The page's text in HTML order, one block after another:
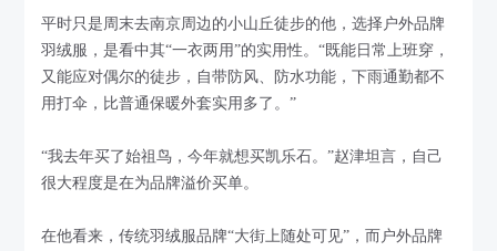
平时只是周末去南京周边的小山丘徒步的他，选择户外品牌
羽绒服，是看中其“一衣两用”的实用性。“既能日常上班穿，
又能应对偶尔的徒步，自带防风、防水功能，下雨通勤都不
用打伞，比普通保暖外套实用多了。”
“我去年买了始祖鸟，今年就想买凯乐石。”赵津坦言，自己
很大程度是在为品牌溢价买单。
在他看来，传统羽绒服品牌“大街上随处可见”，而户外品牌